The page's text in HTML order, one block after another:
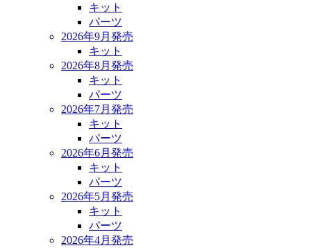
キット
パーツ
2026年9月発売
キット
2026年8月発売
キット
パーツ
2026年7月発売
キット
パーツ
2026年6月発売
キット
パーツ
2026年5月発売
キット
パーツ
2026年4月発売